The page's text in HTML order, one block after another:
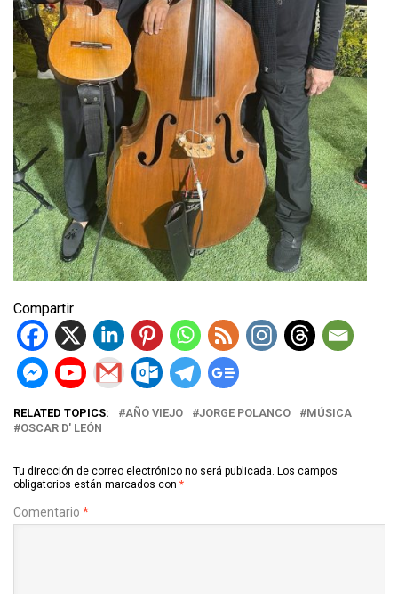
Compartir
RELATED TOPICS: AÑO VIEJO JORGE POLANCO
MÚSICA
OSCAR D' LEÓN
Tu dirección de correo electrónico no será publicada. Los campos
obligatorios están marcados con *
Comentario *